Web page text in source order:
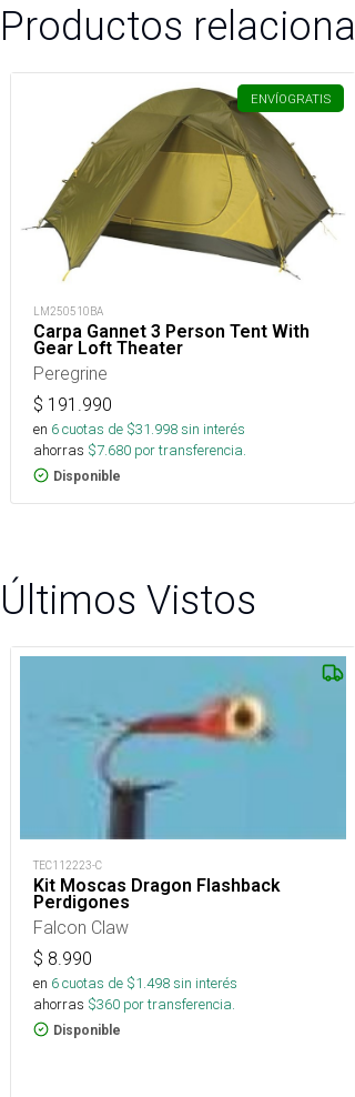
Productos
ENVÍOGRATIS
LM250510BA
Carpa Gannet 3 Person Tent With
Gear Loft Theater
Peregrine
$ 191.990
en 6cuotas de $31.998sin interés
ahorras $7.680 por transferencia.
Disponible
Últimos Vistos
TEC112223-C
Kit Moscas Dragon Flashback
Perdigones
Falcon Claw
$ 8.990
en 6cuotas de $1.498sin interés
ahorras $360 por transferencia.
Disponible